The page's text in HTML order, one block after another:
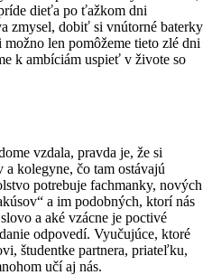
dieťa po ťažkom dni
zmysel, dobiť si vnútorné baterky
len pomôžeme tieto zlé dni
k ambíciám uspieť v živote so
vzdala, pravda je, že si
kolegyne, čo tam ostávajú
potrebuje fachmanky, nových
a im podobných, ktorí nás
a aké vzácne je poctivé
odpovedí. Vyučujúce, ktoré
študentke partnera, priateľku,
učí aj nás.